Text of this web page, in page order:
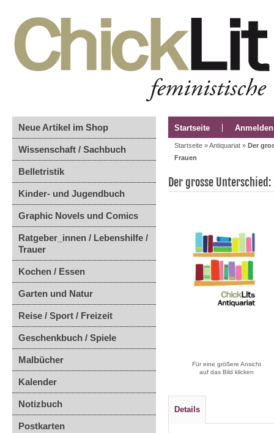
Neue Artikel im Shop
Wissenschaft / Sachbuch
Belletristik
Kinder- und Jugendbuch
Graphic Novels und Comics
Ratgeber_innen / Lebenshilfe /
Trauer
Kochen / Essen
Garten und Natur
Reise / Sport / Freizeit
Geschenkbuch / Spiele
Malbücher
Kalender
Notizbuch
Postkarten
Startseite Anmelden
Startseite »Antiquariat » Der
Frauen
Der grosse
Für eine größere Ansicht
auf das Bild klicken
Details